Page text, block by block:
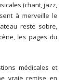
(chant, jazz,
à merveille le
reste sobre,
les pages du
médicales et
vraie remise en